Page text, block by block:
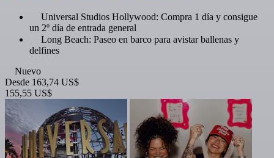
Universal Studios Hollywood: Compra 1 día y consigue
un 2º día de entrada general
Long Beach: Paseo en barco para avistar ballenas y
delfines
Nuevo
Desde 163,74 US$
155,55 US$